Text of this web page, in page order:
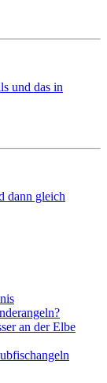
und das in
dann gleich
an der Elbe